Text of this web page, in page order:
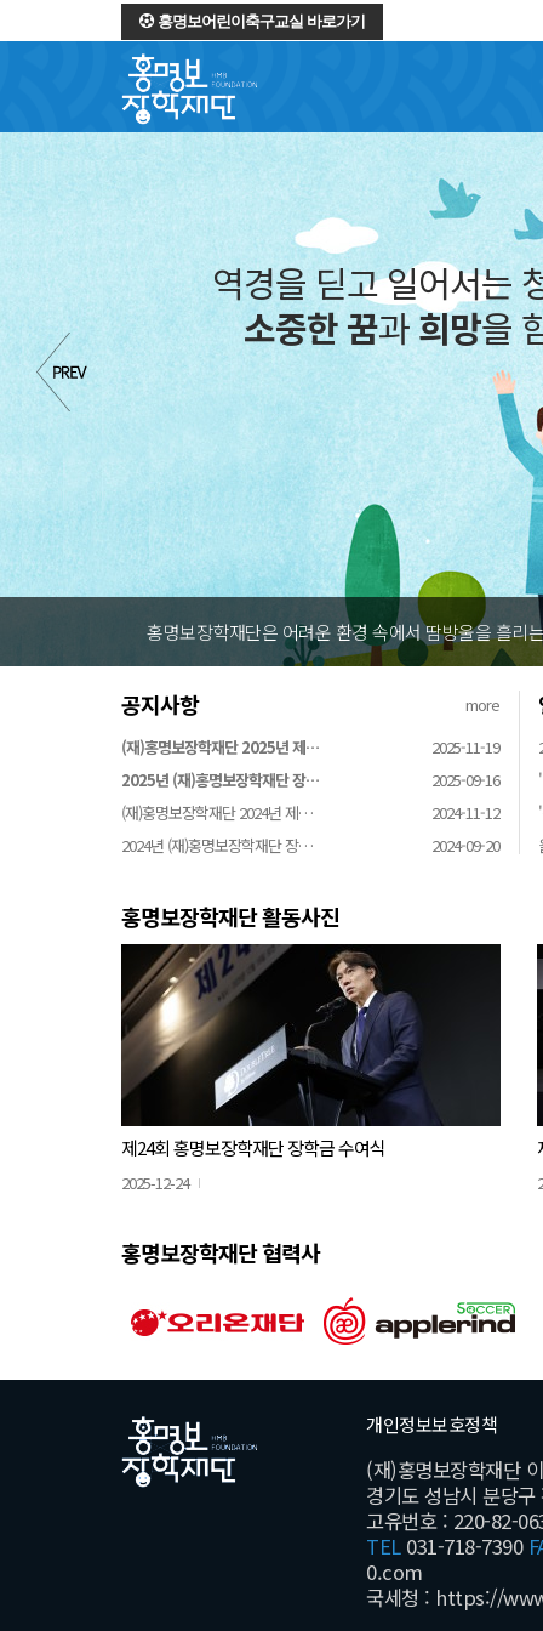
홍명보어린이축구교실 바로가기
역경을 딛고 일어서는
소중한 꿈과희망을
홍명보장학재단은 어려운 환경 속에서 땀방울을 흘리
공지사항
more
(재)홍명보장학재단 2025년 제…
2025-11-19
2025년 (재)홍명보장학재단 장…
2025-09-16
(재)홍명보장학재단 2024년 제…
2024-11-12
2024년 (재)홍명보장학재단 장…
2024-09-20
홍명보장학재단 활동사진
제24회 홍명보장학재단 장학금 수여식
2025-12-24
홍명보장학재단 협력사
개인정보보호정책
(재)홍명보장학재단
경기도 성남시 분당
고유번호 : 220-82-
TEL031-718-7390
0.com
국세청 : https://